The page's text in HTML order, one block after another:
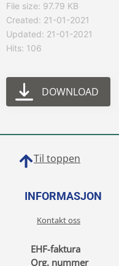
File size: 97.79 KB
Created: 21-01-2021
Updated: 21-01-2021
Hits: 106
DOWNLOAD
Til toppen
INFORMASJON
Kontakt oss
EHF-faktura
Org. nummer